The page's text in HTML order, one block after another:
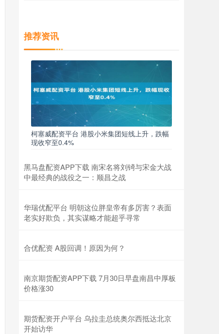
推荐资讯
柯塞威配资平台 港股小米集团短线上升，跌幅
现收窄至0.4%
黑马盘配资APP下载 南宋名将刘锜与宋金大战
中最经典的战役之一：顺昌之战
华瑞优配平台 明朝这位胖皇帝有多厉害？表面
老实好欺负，其实谋略才能超乎寻常
合优配资 A股回调！原因为何？
南京期货配资APP下载 7月30日早盘南昌中厚板
价格涨30
期货配资开户平台 乌拉圭总统奥尔西抵达北京
开始访华